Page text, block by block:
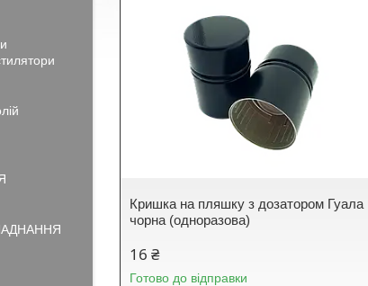
Кришка на пляшку з дозатором Гуала
чорна (одноразова)
16 ₴
Готово до відправки